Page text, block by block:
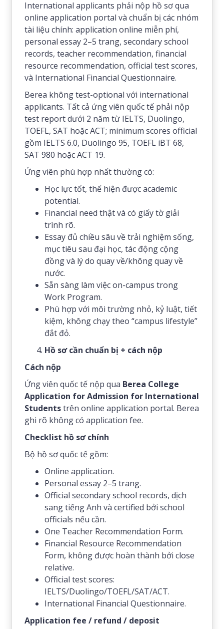
International applicants phải nộp hồ sơ qua
online application portal và chuẩn bị các nhóm
tài liệu chính: application online miễn phí,
personal essay 2–5 trang, secondary school
records, teacher recommendation, financial
resource recommendation, official test scores,
và International Financial Questionnaire.
Berea không test-optional với international
applicants. Tất cả ứng viên quốc tế phải nộp
test report dưới 2 năm từ IELTS, Duolingo,
TOEFL, SAT hoặc ACT; minimum scores official
gồm IELTS 6.0, Duolingo 95, TOEFL iBT 68,
SAT 980 hoặc ACT 19.
Ứng viên phù hợp nhất thường có:
Học lực tốt, thể hiện được academic
potential.
Financial need thật và có giấy tờ giải
trình rõ.
Essay đủ chiều sâu về trải nghiệm sống,
mục tiêu sau đại học, tác động cộng
đồng và lý do quay về/không quay về
nước.
Sẵn sàng làm việc on-campus trong
Work Program.
Phù hợp với môi trường nhỏ, kỷ luật, tiết
kiệm, không chạy theo “campus lifestyle”
đắt đỏ.
Hồ sơ cần chuẩn bị + cách nộp
Cách nộp
Ứng viên quốc tế nộp qua Berea College
Application for Admission for International
Studentstrên online application portal. Berea
ghi rõ không có application fee.
Checklist hồ sơ chính
Bộ hồ sơ quốc tế gồm:
Online application.
Personal essay 2–5 trang.
Official secondary school records, dịch
sang tiếng Anh và certified bởi school
officials nếu cần.
One Teacher Recommendation Form.
Financial Resource Recommendation
Form, không được hoàn thành bởi close
relative.
Official test scores:
IELTS/Duolingo/TOEFL/SAT/ACT.
International Financial Questionnaire.
Application fee / refund / deposit